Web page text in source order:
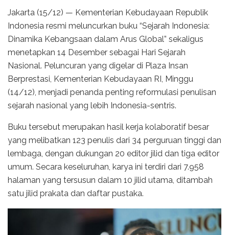
Jakarta (15/12) — Kementerian Kebudayaan Republik
Indonesia resmi meluncurkan buku “Sejarah Indonesia:
Dinamika Kebangsaan dalam Arus Global” sekaligus
menetapkan 14 Desember sebagai Hari Sejarah
Nasional. Peluncuran yang digelar di Plaza Insan
Berprestasi, Kementerian Kebudayaan RI, Minggu
(14/12), menjadi penanda penting reformulasi penulisan
sejarah nasional yang lebih Indonesia-sentris.
Buku tersebut merupakan hasil kerja kolaboratif besar
yang melibatkan 123 penulis dari 34 perguruan tinggi dan
lembaga, dengan dukungan 20 editor jilid dan tiga editor
umum. Secara keseluruhan, karya ini terdiri dari 7.958
halaman yang tersusun dalam 10 jilid utama, ditambah
satu jilid prakata dan daftar pustaka.